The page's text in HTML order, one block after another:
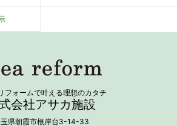
フォームで叶える理想のカタチ
会社アサカ施設
県朝霞市根岸台3-14-33